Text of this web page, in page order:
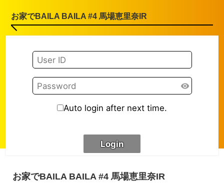
お家でBAILA BAILA #4 馬場恵里奈IR
お家でBAILA BAILA #4 馬場恵里奈IR